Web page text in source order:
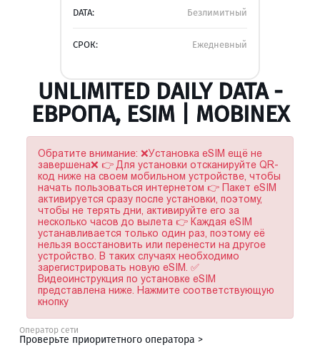
DATA: Безлимитный
СРОК: Ежедневный
UNLIMITED DAILY DATA -
ЕВРОПА, ESIM | MOBINEX
Обратите внимание: ❌Установка eSIM ещё не
завершена❌ 👉 Для установки отсканируйте QR-
код ниже на своем мобильном устройстве, чтобы
начать пользоваться интернетом 👉 Пакет eSIM
активируется сразу после установки, поэтому,
чтобы не терять дни, активируйте его за
несколько часов до вылета 👉 Каждая eSIM
устанавливается только один раз, поэтому её
нельзя восстановить или перенести на другое
устройство. В таких случаях необходимо
зарегистрировать новую eSIM. ✅
Видеоинструкция по установке eSIM
представлена ниже. Нажмите соответствующую
кнопку
Оператор сети
Проверьте приоритетного оператора >